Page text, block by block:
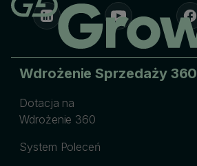
Wdrożenie Sprzedaży 360
Dotacja na
Wdrożenie 360
System Poleceń